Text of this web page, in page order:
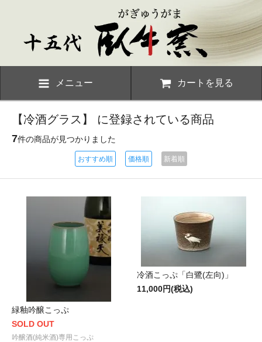
メニュー カートを見る
【冷酒グラス】 に登録されている商品
7件の商品が見つかりました
おすすめ順 価格順 新着順
緑釉吟醸こっぷ
SOLD OUT
吟醸酒(純米酒)専用こっぷ
冷酒こっぷ「白鷺(左向)」
11,000円(税込)